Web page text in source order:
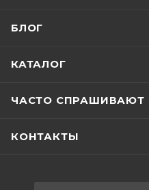
БЛОГ
КАТАЛОГ
ЧАСТО СПРАШИВАЮТ
КОНТАКТЫ